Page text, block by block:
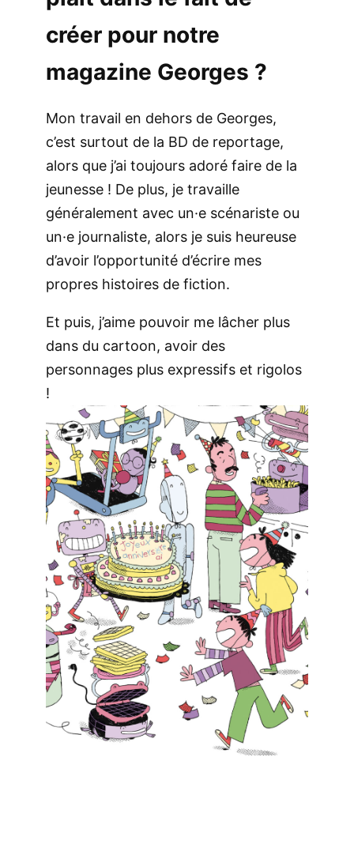
créer pour notre
magazine Georges ?
Mon travail en dehors de Georges,
c’est surtout de la BD de reportage,
alors que j’ai toujours adoré faire de la
jeunesse ! De plus, je travaille
généralement avec un·e scénariste ou
un·e journaliste, alors je suis heureuse
d’avoir l’opportunité d’écrire mes
propres histoires de fiction.
Et puis, j’aime pouvoir me lâcher plus
dans du cartoon, avoir des
personnages plus expressifs et rigolos
!